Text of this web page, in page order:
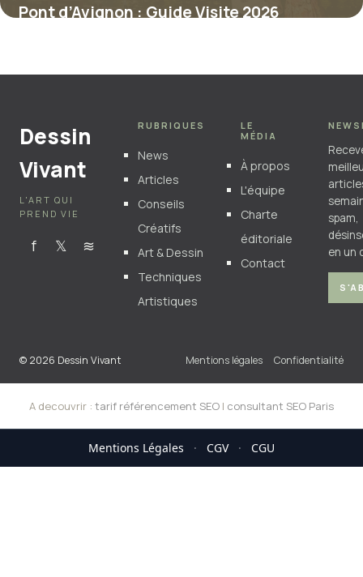
Pont d’Avignon : Guide Visite 2026
Dessin
Vivant
L'ART QUI
PREND VIE
f 𝕏 ≋
RUBRIQUES
News
Articles
Conseils
Créatifs
Art & Dessin
Techniques
Artistiques
LE
MÉDIA
À propos
L'équipe
Charte
éditoriale
Contact
spam,
en un
© 2026 Dessin Vivant Mentions légales Confidentialité
A decouvrir : tarif référencement SEO | consultant SEO Paris
Mentions Légales · CGV · CGU